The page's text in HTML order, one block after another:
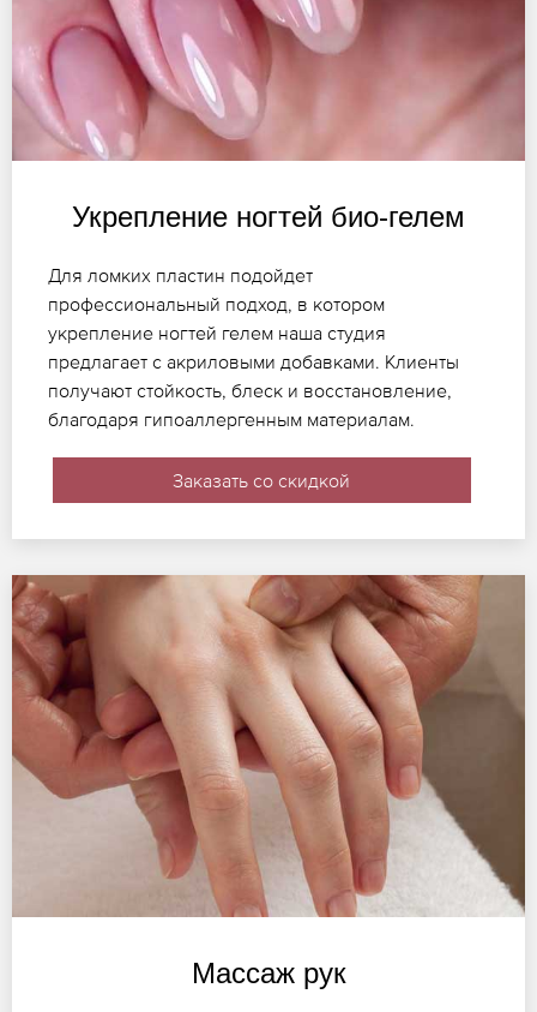
Укрепление ногтей био-гелем
Для ломких пластин подойдет
профессиональный подход, в котором
укрепление ногтей гелем наша студия
предлагает с акриловыми добавками. Клиенты
получают стойкость, блеск и восстановление,
благодаря гипоаллергенным материалам.
Заказать со скидкой
Массаж рук